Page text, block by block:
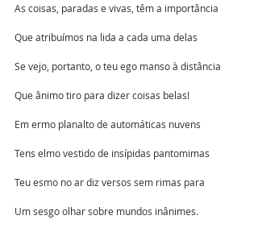
As coisas, paradas e vivas, têm a importância
Que atribuímos na lida a cada uma delas
Se vejo, portanto, o teu ego manso à distância
Que ânimo tiro para dizer coisas belas!
Em ermo planalto de automáticas nuvens
Tens elmo vestido de insípidas pantomimas
Teu esmo no ar diz versos sem rimas para
Um sesgo olhar sobre mundos inânimes.